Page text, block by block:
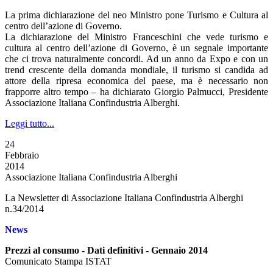
La prima dichiarazione del neo Ministro pone Turismo e Cultura al
centro dell’azione di Governo.
La dichiarazione del Ministro Franceschini che vede turismo e
cultura al centro dell’azione di Governo, è un segnale importante
che ci trova naturalmente concordi. Ad un anno da Expo e con un
trend crescente della domanda mondiale, il turismo si candida ad
attore della ripresa economica del paese, ma è necessario non
frapporre altro tempo – ha dichiarato Giorgio Palmucci, Presidente
Associazione Italiana Confindustria Alberghi.
Leggi tutto...
24
Febbraio
2014
Associazione Italiana Confindustria Alberghi
La Newsletter di Associazione Italiana Confindustria Alberghi
n.34/2014
News
Prezzi al consumo - Dati definitivi - Gennaio 2014
Comunicato Stampa ISTAT